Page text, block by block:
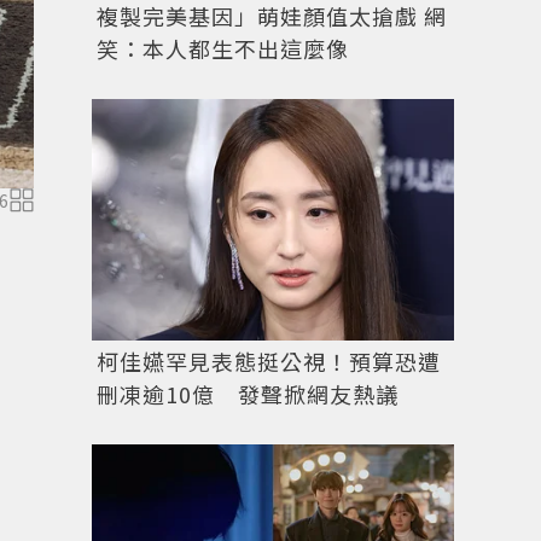
6
複製完美基因」萌娃顏值太搶戲 網
笑：本人都生不出這麼像
柯佳嬿罕見表態挺公視！預算恐遭
刪凍逾10億 發聲掀網友熱議